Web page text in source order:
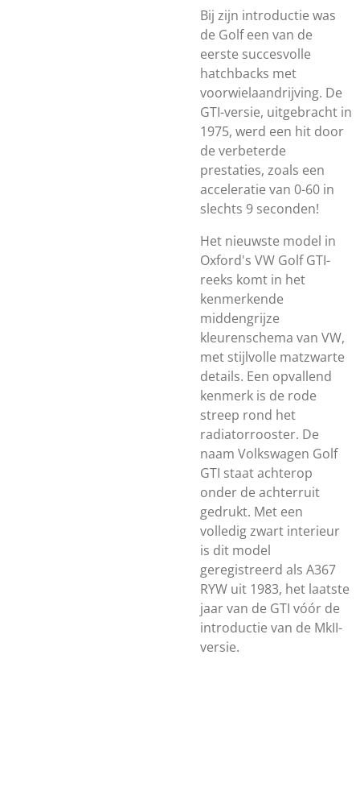
Bij zijn introductie was
de Golf een van de
eerste succesvolle
hatchbacks met
voorwielaandrijving. De
GTI-versie, uitgebracht in
1975, werd een hit door
de verbeterde
prestaties, zoals een
acceleratie van 0-60 in
slechts 9 seconden!
Het nieuwste model in
Oxford's VW Golf GTI-
reeks komt in het
kenmerkende
middengrijze
kleurenschema van VW,
met stijlvolle matzwarte
details. Een opvallend
kenmerk is de rode
streep rond het
radiatorrooster. De
naam Volkswagen Golf
GTI staat achterop
onder de achterruit
gedrukt. Met een
volledig zwart interieur
is dit model
geregistreerd als A367
RYW uit 1983, het laatste
jaar van de GTI vóór de
introductie van de MkII-
versie.